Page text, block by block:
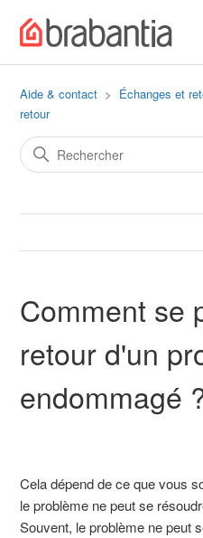
Aide & contact Échanges et
retour
Comment se
retour d'un
endommagé
Cela dépend de ce que vous
le problème ne peut se
Souvent, le problème ne peut